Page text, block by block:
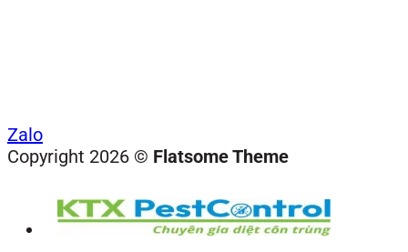
Zalo
Copyright 2026 © Flatsome Theme